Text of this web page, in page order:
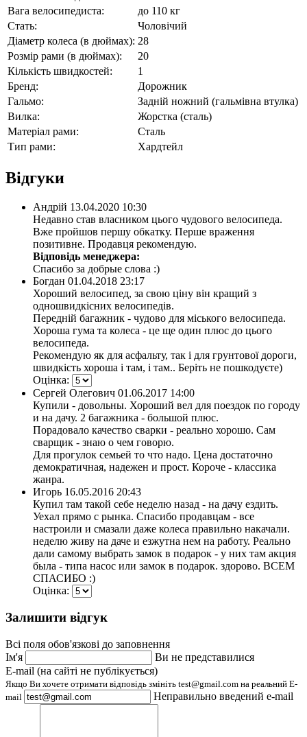
Вага велосипедиста:
до 110 кг
Стать:
Чоловічий
Діаметр колеса (в дюймах): 28
Розмір рами (в дюймах):
20
Кількість швидкостей:
1
Бренд:
Дорожник
Гальмо:
Задній ножний (гальмівна втулка)
Вилка:
Жорстка (сталь)
Матеріал рами:
Сталь
Тип рами:
Хардтейл
Відгуки
Андрій 13.04.2020 10:30
Недавно став власником цього чудового велосипеда.
Вже пройшов першу обкатку. Перше враження
позитивне. Продавця рекомендую.
Відповідь менеджера:
Спасибо за добрые слова :)
Богдан 01.04.2018 23:17
Хороший велосипед, за свою ціну він кращий з
одношвидкісних велосипедів.
Передній багажник - чудово для міського велосипеда.
Хороша гума та колеса - це ще один плюс до цього
велосипеда.
Рекомендую як для асфальту, так і для грунтової дороги,
швидкість хороша і там, і там.. Беріть не пошкодуєте)
Оцінка:
Сергей Олегович 01.06.2017 14:00
Купили - довольны. Хороший вел для поездок по городу
и на дачу. 2 багажника - большой плюс.
Порадовало качество сварки - реально хорошо. Сам
сварщик - знаю о чем говорю.
Для прогулок семьей то что надо. Цена достаточно
демократичная, надежен и прост. Короче - классика
жанра.
Игорь 16.05.2016 20:43
Купил там такой себе неделю назад - на дачу ездить.
Уехал прямо с рынка. Спасибо продавцам - все
настроили и смазали даже колеса правильно накачали.
неделю живу на даче и езжутна нем на работу. Реально
дали самому выбрать замок в подарок - у них там акция
была - типа насос или замок в подарок. здорово. ВСЕМ
СПАСИБО :)
Оцінка:
Залишити відгук
Всі поля обов'язкові до заповнення
Ім'я
Ви не представилися
E-mail (на сайті не публікується)
Якщо Ви хочете отримати відповідь змініть test@gmail.com на реальний E-
mail
Неправильно введений e-mail